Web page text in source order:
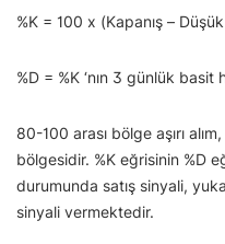
%K = 100 x (Kapanış –
%D = %K ‘nın 3 günlük basit
80-100 arası bölge aşırı
bölgesidir. %K eğrisinin %D
durumunda satış sinyali,
sinyali vermektedir.